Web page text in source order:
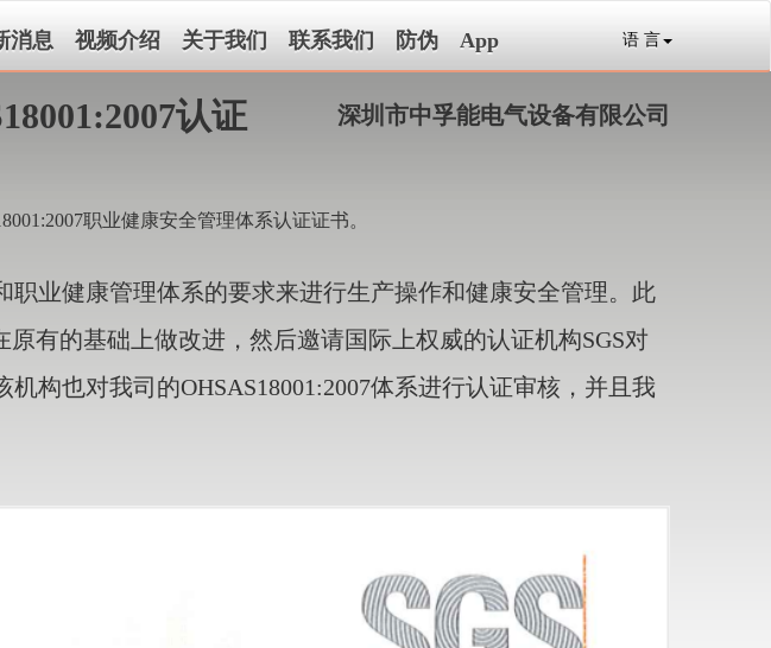
消息 视频介绍 关于我们 联系我们 防伪 App 语 言
深圳市中孚能电气设备有限公司
认证
职业健康安全管理体系认证证书。
业健康管理体系的要求来进行生产操作和健康安全管理。此
有的基础上做改进，然后邀请国际上权威的认证机构SGS对
构也对我司的OHSAS18001:2007体系进行认证审核，并且我